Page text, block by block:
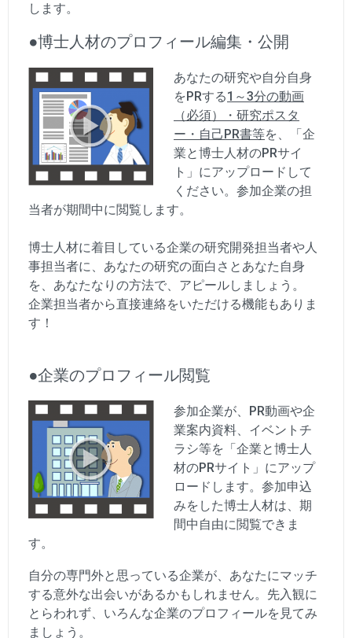
します。
●博士人材のプロフィール編集・公開
あなたの研究や自分自身
をPRする1～3分の動画
（必須）・研究ポスタ
ー・自己PR書等を、「企
業と博士人材のPRサイ
ト」にアップロードして
ください。参加企業の担
当者が期間中に閲覧します。
博士人材に着目している企業の研究開発担当者や人
事担当者に、あなたの研究の面白さとあなた自身
を、あなたなりの方法で、アピールしましょう。
企業担当者から直接連絡をいただける機能もありま
す！
●企業のプロフィール閲覧
参加企業が、PR動画や企
業案内資料、イベントチ
ラシ等を「企業と博士人
材のPRサイト」にアップ
ロードします。参加申込
みをした博士人材は、期
間中自由に閲覧できま
す。
自分の専門外と思っている企業が、あなたにマッチ
する意外な出会いがあるかもしれません。先入観に
とらわれず、いろんな企業のプロフィールを見てみ
ましょう。